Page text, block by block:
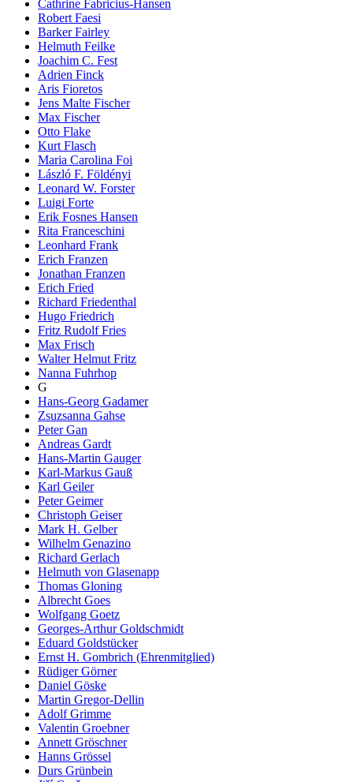
Cathrine Fabricius-Hansen
Robert Faesi
Barker Fairley
Helmuth Feilke
Joachim C. Fest
Adrien Finck
Aris Fioretos
Jens Malte Fischer
Max Fischer
Otto Flake
Kurt Flasch
Maria Carolina Foi
László F. Földényi
Leonard W. Forster
Luigi Forte
Erik Fosnes Hansen
Rita Franceschini
Leonhard Frank
Erich Franzen
Jonathan Franzen
Erich Fried
Richard Friedenthal
Hugo Friedrich
Fritz Rudolf Fries
Max Frisch
Walter Helmut Fritz
Nanna Fuhrhop
G
Hans-Georg Gadamer
Zsuzsanna Gahse
Peter Gan
Andreas Gardt
Hans-Martin Gauger
Karl-Markus Gauß
Karl Geiler
Peter Geimer
Christoph Geiser
Mark H. Gelber
Wilhelm Genazino
Richard Gerlach
Helmuth von Glasenapp
Thomas Gloning
Albrecht Goes
Wolfgang Goetz
Georges-Arthur Goldschmidt
Eduard Goldstücker
Ernst H. Gombrich (Ehrenmitglied)
Rüdiger Görner
Daniel Göske
Martin Gregor-Dellin
Adolf Grimme
Valentin Groebner
Annett Gröschner
Hanns Grössel
Durs Grünbein